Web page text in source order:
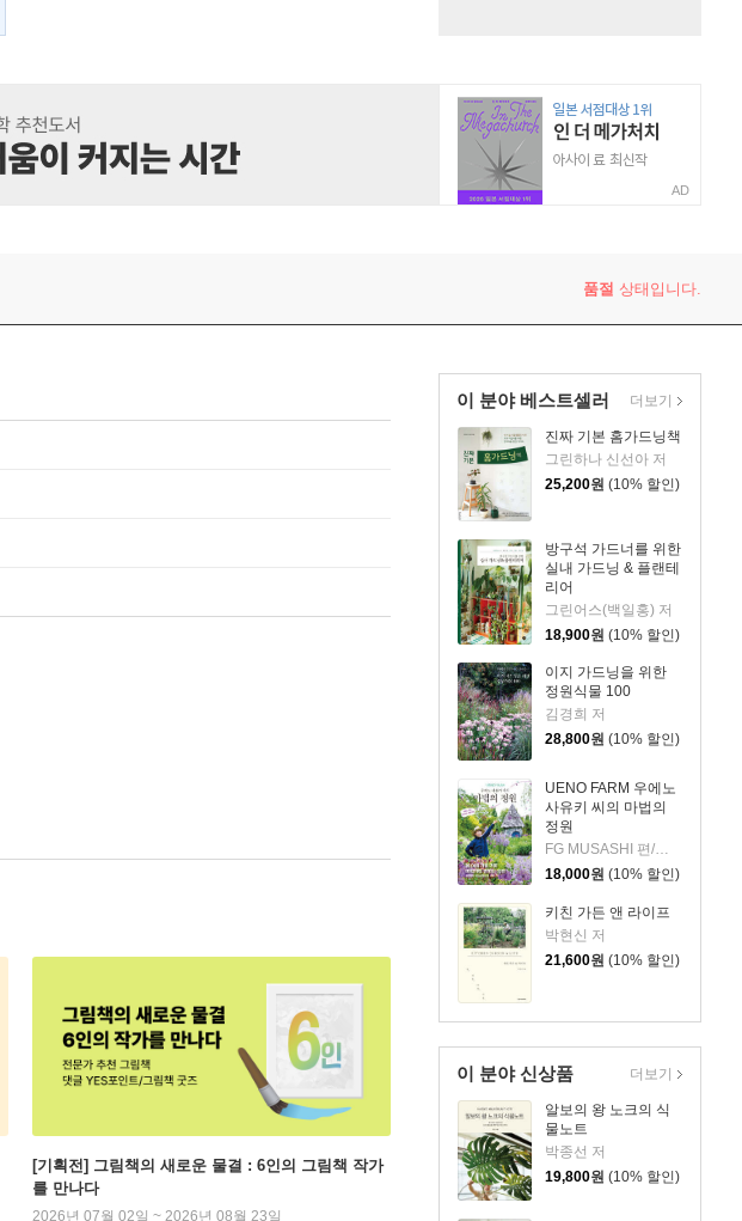
AD
품절 상태입니다.
이 분야 베스트셀러
진짜 기본 홈가드닝책
그린하나 신선아 저
25,200원 (10% 할인)
방구석 가드너를 위한
실내 가드닝 & 플랜테
리어
그린어스(백일홍) 저
18,900원 (10% 할인)
이지 가드닝을 위한
정원식물 100
김경희 저
28,800원 (10% 할인)
UENO FARM 우에노
사유키 씨의 마법의
정원
FG MUSASHI 편/정원의 언어 역
18,000원 (10% 할인)
키친 가든 앤 라이프
박현신 저
21,600원 (10% 할인)
더보기
이 분야 신상품
알보의 왕 노크의 식
물노트
박종선 저
19,800원 (10% 할인)
더보기
[기획전] 그림책의 새로운 물결 : 6인의 그림책 작가
를 만나다
2026년 07월 02일 ~ 2026년 08월 23일